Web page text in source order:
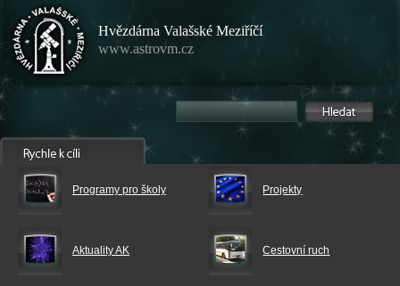
Hvězdárna Valašské Meziříčí
www.astrovm.cz
Programy pro školy Projekty
Aktuality AK Cestovní ruch